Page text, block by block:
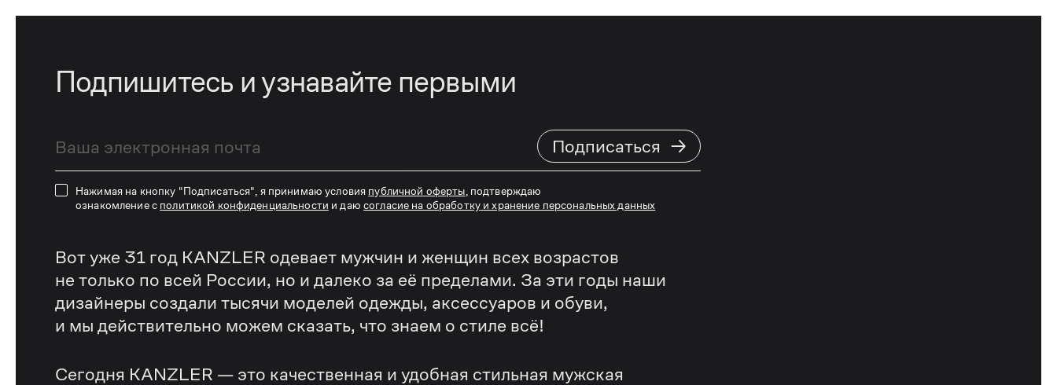
Подпишитесь и узнавайте первыми
Подписаться →
Нажимая на кнопку "Подписаться", я принимаю условия публичной оферты , подтверждаю
ознакомление с политикой конфиденциальности и даюсогласие на обработку и хранение персональных данных
Вот уже 31 год KANZLER одевает мужчин и женщин всех возрастов
не только по всей России, но и далеко за её пределами. За эти годы наши
дизайнеры создали тысячи моделей одежды, аксессуаров и обуви,
и мы действительно можем сказать, что знаем о стиле всё!
Сегодня KANZLER — это качественная и удобная стильная мужская